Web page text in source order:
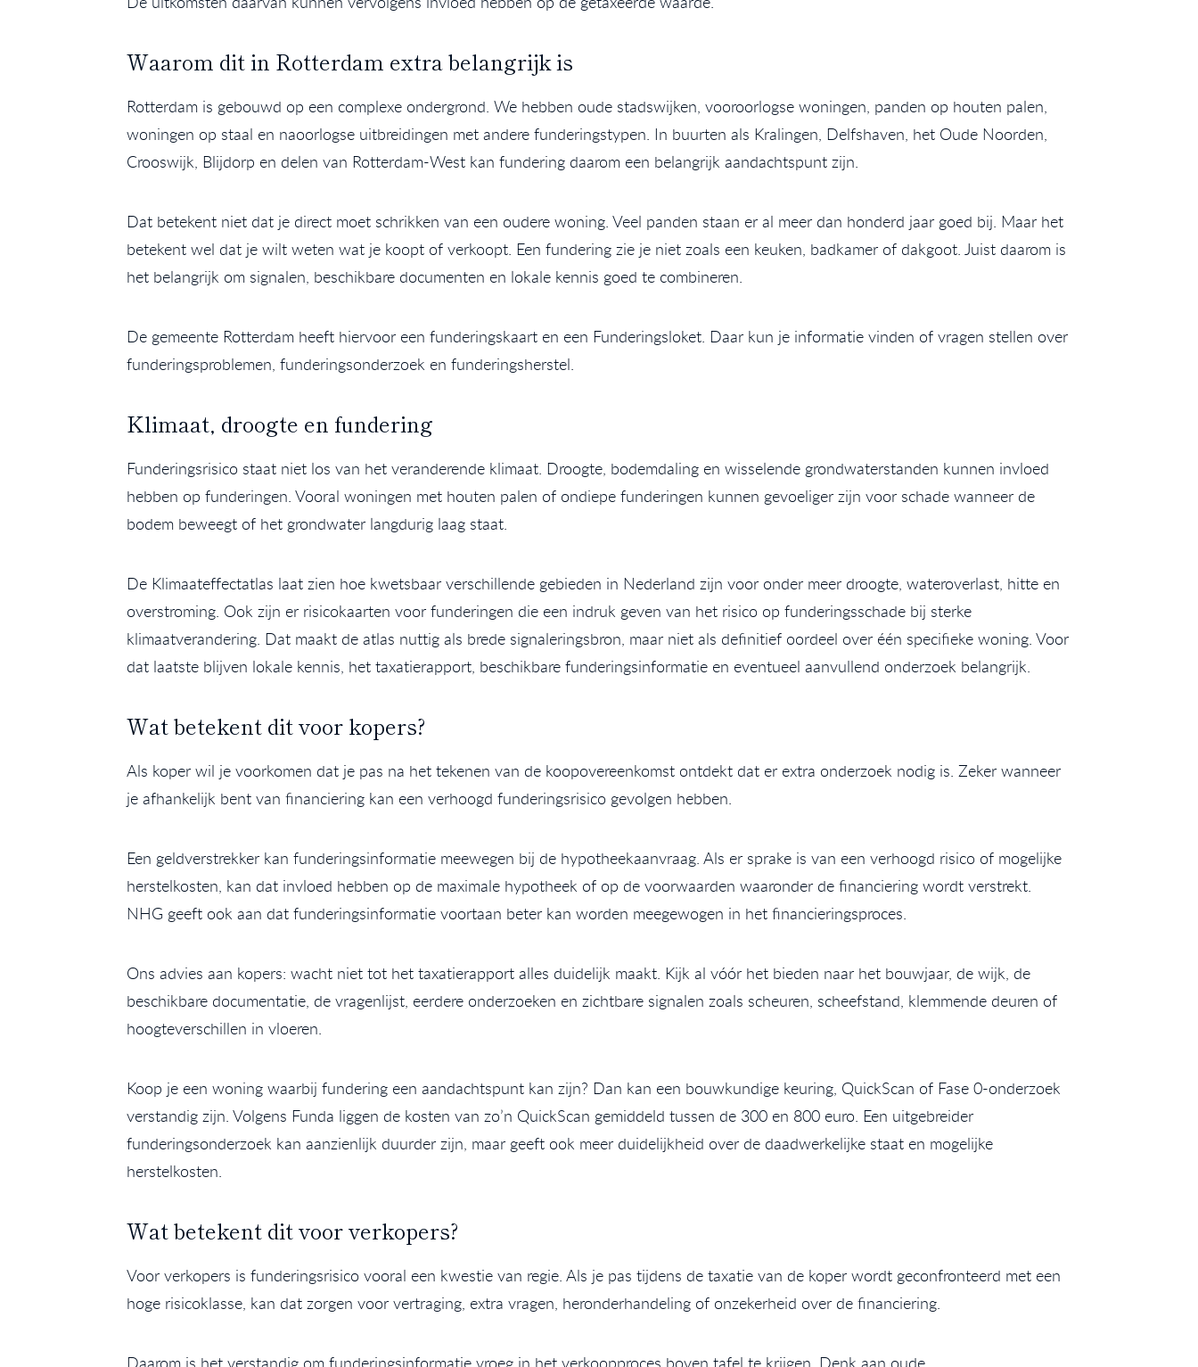
Waarom dit in Rotterdam extra belangrijk is
Rotterdam is gebouwd op een complexe ondergrond. We hebben oude stadswijken, vooroorlogse woningen, panden op houten palen,
woningen op staal en naoorlogse uitbreidingen met andere funderingstypen. In buurten als Kralingen, Delfshaven, het Oude Noorden,
Crooswijk, Blijdorp en delen van Rotterdam-West kan fundering daarom een belangrijk aandachtspunt zijn.
Dat betekent niet dat je direct moet schrikken van een oudere woning. Veel panden staan er al meer dan honderd jaar goed bij. Maar het
betekent wel dat je wilt weten wat je koopt of verkoopt. Een fundering zie je niet zoals een keuken, badkamer of dakgoot. Juist daarom is
het belangrijk om signalen, beschikbare documenten en lokale kennis goed te combineren.
De gemeente Rotterdam heeft hiervoor een funderingskaart en een Funderingsloket. Daar kun je informatie vinden of vragen stellen over
funderingsproblemen, funderingsonderzoek en funderingsherstel.
Klimaat, droogte en fundering
Funderingsrisico staat niet los van het veranderende klimaat. Droogte, bodemdaling en wisselende grondwaterstanden kunnen invloed
hebben op funderingen. Vooral woningen met houten palen of ondiepe funderingen kunnen gevoeliger zijn voor schade wanneer de
bodem beweegt of het grondwater langdurig laag staat.
De Klimaateffectatlas laat zien hoe kwetsbaar verschillende gebieden in Nederland zijn voor onder meer droogte, wateroverlast, hitte en
overstroming. Ook zijn er risicokaarten voor funderingen die een indruk geven van het risico op funderingsschade bij sterke
klimaatverandering. Dat maakt de atlas nuttig als brede signaleringsbron, maar niet als definitief oordeel over één specifieke woning. Voor
dat laatste blijven lokale kennis, het taxatierapport, beschikbare funderingsinformatie en eventueel aanvullend onderzoek belangrijk.
Wat betekent dit voor kopers?
Als koper wil je voorkomen dat je pas na het tekenen van de koopovereenkomst ontdekt dat er extra onderzoek nodig is. Zeker wanneer
je afhankelijk bent van financiering kan een verhoogd funderingsrisico gevolgen hebben.
Een geldverstrekker kan funderingsinformatie meewegen bij de hypotheekaanvraag. Als er sprake is van een verhoogd risico of mogelijke
herstelkosten, kan dat invloed hebben op de maximale hypotheek of op de voorwaarden waaronder de financiering wordt verstrekt.
NHG geeft ook aan dat funderingsinformatie voortaan beter kan worden meegewogen in het financieringsproces.
Ons advies aan kopers: wacht niet tot het taxatierapport alles duidelijk maakt. Kijk al vóór het bieden naar het bouwjaar, de wijk, de
beschikbare documentatie, de vragenlijst, eerdere onderzoeken en zichtbare signalen zoals scheuren, scheefstand, klemmende deuren of
hoogteverschillen in vloeren.
Koop je een woning waarbij fundering een aandachtspunt kan zijn? Dan kan een bouwkundige keuring, QuickScan of Fase 0-onderzoek
verstandig zijn. Volgens Funda liggen de kosten van zo’n QuickScan gemiddeld tussen de 300 en 800 euro. Een uitgebreider
funderingsonderzoek kan aanzienlijk duurder zijn, maar geeft ook meer duidelijkheid over de daadwerkelijke staat en mogelijke
herstelkosten.
Wat betekent dit voor verkopers?
Voor verkopers is funderingsrisico vooral een kwestie van regie. Als je pas tijdens de taxatie van de koper wordt geconfronteerd met een
hoge risicoklasse, kan dat zorgen voor vertraging, extra vragen, heronderhandeling of onzekerheid over de financiering.